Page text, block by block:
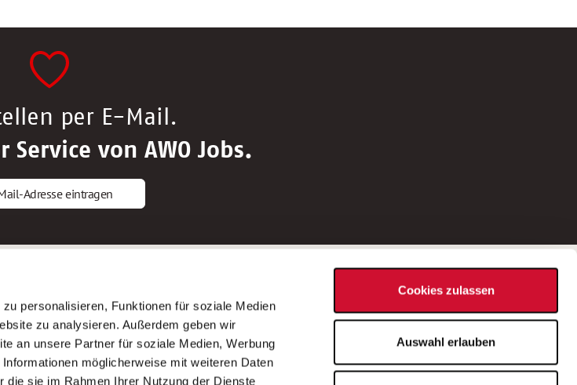
personalisieren, Funktionen für soziale Medien
zu analysieren. Außerdem geben wir
an unsere Partner für soziale Medien, Werbung
möglicherweise mit weiteren Daten
die sie im Rahmen Ihrer Nutzung der Dienste
Cookies zulassen
Auswahl erlauben
per E-Mail.
Service von AWO Jobs.
Adresse eintragen
AWO Gliederungen nach Bundesland
Stellenangebote nach Bundesländern
Sitemap
Impressum
Datenschutz
Bei Fragen zu einer Stellenausschreibung
wenden Sie sich bitte an die*den in der
Stellenausschreibung genannte*n